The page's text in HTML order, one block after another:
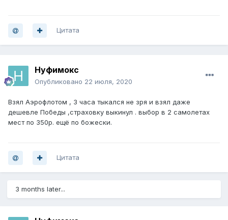
Цитата
Нуфимокс
Опубликовано 22 июля, 2020
Взял Аэрофлотом , 3 часа тыкался не зря и взял даже
дешевле Победы ,страховку выкинул . выбор в 2 самолетах
мест по 350р. ещё по божески.
Цитата
3 months later...